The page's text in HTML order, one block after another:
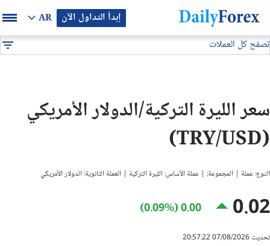
إبدأ التداول الآن AR
بيان إعلاني
تصفح كل العملات
GBP/USD
USD/JPY
USD/CAD
USD/CHF
سعر الليرة التركية/الدولار الأمريكي
(TRY/USD)
النوع: عملة | المجموعة: | عملة الأساس: الليرة التركية | العملة الثانوية: الدولار الأمريكي
0.02
0.00 (0.09%)
تحديث 07/08/2026 20:57:22